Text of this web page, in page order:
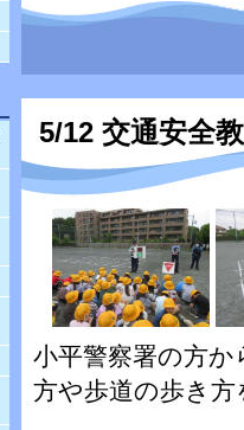
5/12 交通安全
小平警察署の方
方や歩道の歩き